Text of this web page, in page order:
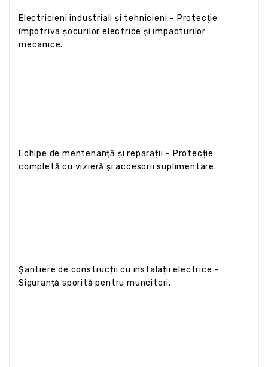
Electricieni industriali și tehnicieni – Protecție
împotriva șocurilor electrice și impacturilor
mecanice.
Echipe de mentenanță și reparații – Protecție
completă cu vizieră și accesorii suplimentare.
Șantiere de construcții cu instalații electrice –
Siguranță sporită pentru muncitori.